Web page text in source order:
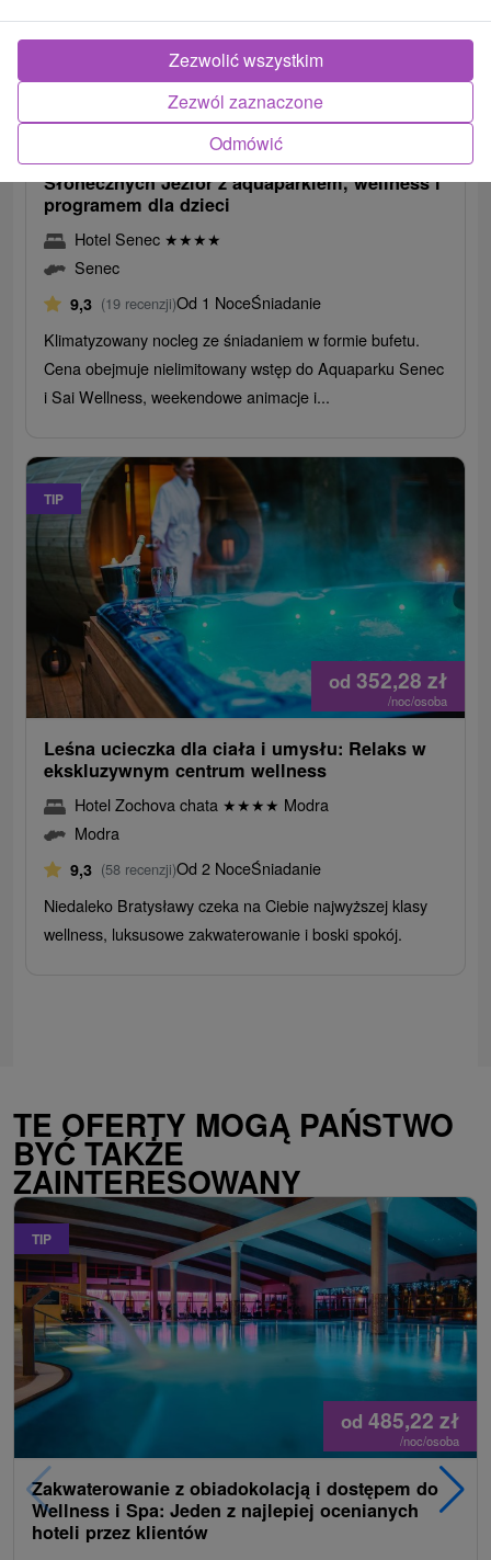
214,92zł
Rodzinny wypoczynek nad brzegiem
Słonecznych Jezior z aquaparkiem, wellness i
programem dla dzieci
Hotel Senec ★★★★
Senec
9,3 (19 recenzji)Od 1 NoceŚniadanie
Klimatyzowany nocleg ze śniadaniem w formie bufetu.
Cena obejmuje nielimitowany wstęp do Aquaparku Senec
i Sai Wellness, weekendowe animacje i...
TIP
od 352,28 zł
/noc/osoba
Leśna ucieczka dla ciała i umysłu: Relaks w
ekskluzywnym centrum wellness
Hotel Zochova chata ★★★★ Modra
Modra
9,3 (58 recenzji)Od 2 NoceŚniadanie
Niedaleko Bratysławy czeka na Ciebie najwyższej klasy
wellness, luksusowe zakwaterowanie i boski spokój.
TE OFERTY MOGĄ PAŃSTWO
BYĆ TAKŻE
ZAINTERESOWANY
TIP
od 485,22 zł
/noc/osoba
Zakwaterowanie z obiadokolacją i dostępem do
Wellness i Spa: Jeden z najlepiej ocenianych
hoteli przez klientów
Odmówić
Zezwól zaznaczone
Zezwolić wszystkim